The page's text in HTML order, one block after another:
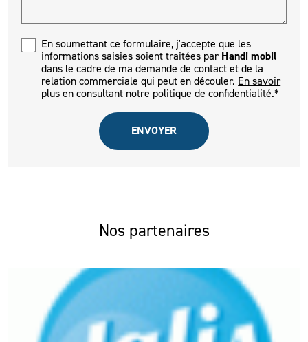
En soumettant ce formulaire, j'accepte que les
informations saisies soient traitées parHandi mobil
dans le cadre de ma demande de contact et de la
relation commerciale qui peut en découler. En savoir
plus en consultant notre politique de confidentialité.*
Nos partenaires